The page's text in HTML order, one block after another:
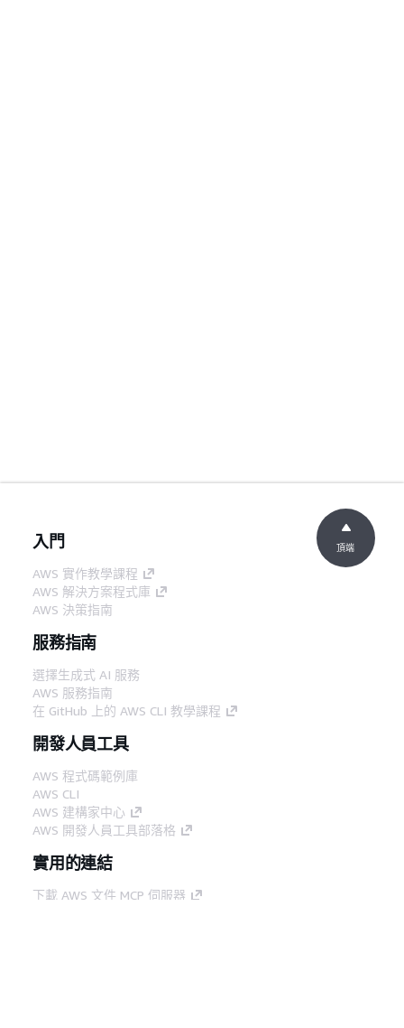
入門
AWS 實作教學課程
AWS 解決方案程式庫
AWS 決策指南
服務指南
選擇生成式 AI 服務
AWS 服務指南
在 GitHub 上的 AWS CLI 教學課程
開發人員工具
AWS 程式碼範例庫
AWS CLI
AWS 建構家中心
AWS 開發人員工具部落格
實用的連結
下載 AWS 文件 MCP 伺服器
頂端